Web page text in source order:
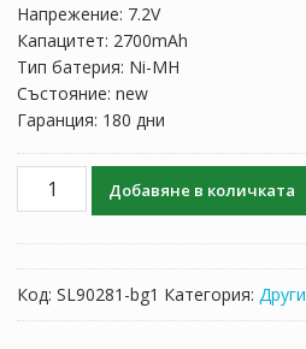
Напрежение: 7.2V
Капацитет: 2700mAh
Тип батерия: Ni-MH
Състояние: new
Гаранция: 180 дни
количество
BT-
Добавяне в количката
Код: SL90281-bg1 Категория: Други